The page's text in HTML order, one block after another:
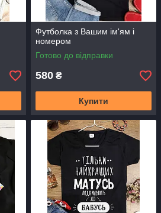
Футболка з Вашим ім'ям і
номером
Готово до відправки
580 ₴
Купити